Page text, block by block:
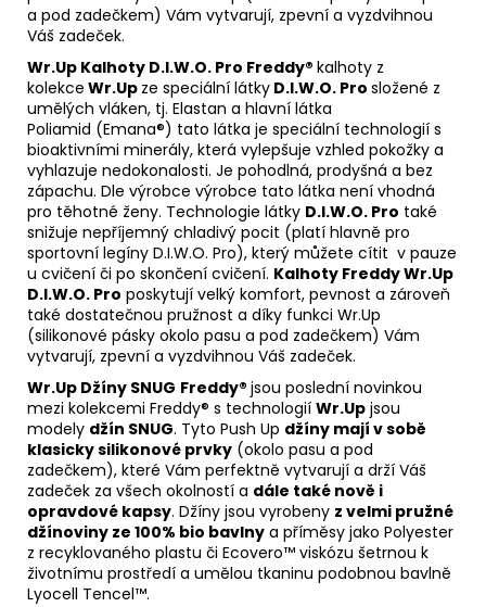
a pod zadečkem) Vám vytvarují, zpevní a vyzdvihnou
Váš zadeček.
Wr.Up Kalhoty D.I.W.O. Pro Freddy® kalhoty z
kolekce Wr.Up ze speciální látky D.I.W.O. Pro složené z
umělých vláken, tj. Elastan a hlavní látka
Poliamid (Emana®) tato látka je speciální technologií s
bioaktivními minerály, která vylepšuje vzhled pokožky a
vyhlazuje nedokonalosti. Je pohodlná, prodyšná a bez
zápachu. Dle výrobce výrobce tato látka není vhodná
pro těhotné ženy. Technologie látky D.I.W.O. Pro také
snižuje nepříjemný chladivý pocit (platí hlavně pro
sportovní legíny D.I.W.O. Pro), který můžete cítit v pauze
u cvičení či po skončení cvičení. Kalhoty Freddy Wr.Up
D.I.W.O. Pro poskytují velký komfort, pevnost a zároveň
také dostatečnou pružnost a díky funkci Wr.Up
(silikonové pásky okolo pasu a pod zadečkem) Vám
vytvarují, zpevní a vyzdvihnou Váš zadeček.
Wr.Up Džíny SNUG Freddy® jsou poslední novinkou
mezi kolekcemi Freddy® s technologií Wr.Up jsou
modely džín SNUG. Tyto Push Up džíny mají v sobě
klasicky silikonové prvky (okolo pasu a pod
zadečkem), které Vám perfektně vytvarují a drží Váš
zadeček za všech okolností a dále také nově i
opravdové kapsy. Džíny jsou vyrobeny z velmi pružné
džínoviny ze 100% bio bavlny a příměsy jako Polyester
z recyklovaného plastu či Ecovero™ viskózu šetrnou k
životnímu prostředí a umělou tkaninu podobnou bavlně
Lyocell Tencel™.